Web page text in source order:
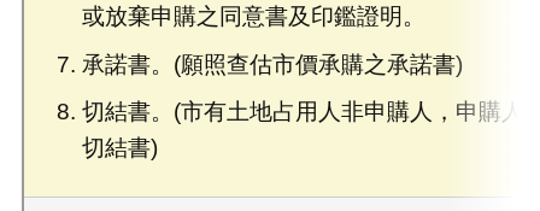
或放棄申購之同意書及印鑑證明。
承諾書。(願照查估市價承購之承諾書)
切結書。(市有土地占用人非申購人，申購人
切結書)